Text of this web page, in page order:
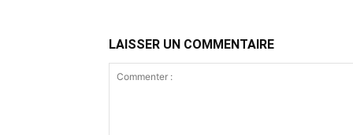
LAISSER UN COMMENTAIRE